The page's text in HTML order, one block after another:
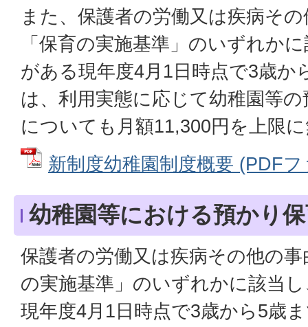
また、保護者の労働又は疾病そ
「保育の実施基準」のいずれか
がある現年度4月1日時点で3歳か
は、利用実態に応じて幼稚園等
についても月額11,300円を上限
新制度幼稚園制度概要 (PDF
幼稚園等における預かり
保護者の労働又は疾病その他の
の実施基準」のいずれかに該当
現年度4月1日時点で3歳から5歳